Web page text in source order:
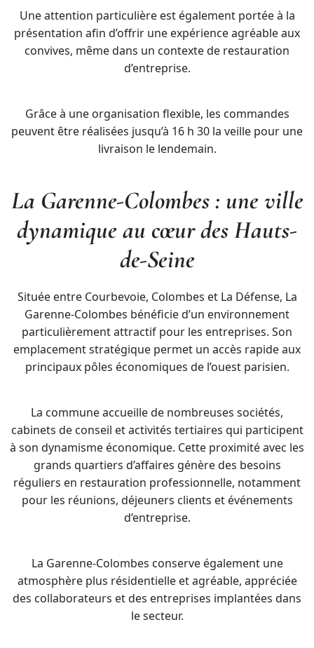
Une attention particulière est également portée à la
présentation afin d’offrir une expérience agréable aux
convives, même dans un contexte de restauration
d’entreprise.
Grâce à une organisation flexible, les commandes
peuvent être réalisées jusqu’à 16 h 30 la veille pour une
livraison le lendemain.
La Garenne-Colombes : une ville
dynamique au cœur des Hauts-
de-Seine
Située entre Courbevoie, Colombes et La Défense, La
Garenne-Colombes bénéficie d’un environnement
particulièrement attractif pour les entreprises. Son
emplacement stratégique permet un accès rapide aux
principaux pôles économiques de l’ouest parisien.
La commune accueille de nombreuses sociétés,
cabinets de conseil et activités tertiaires qui participent
à son dynamisme économique. Cette proximité avec les
grands quartiers d’affaires génère des besoins
réguliers en restauration professionnelle, notamment
pour les réunions, déjeuners clients et événements
d’entreprise.
La Garenne-Colombes conserve également une
atmosphère plus résidentielle et agréable, appréciée
des collaborateurs et des entreprises implantées dans
le secteur.